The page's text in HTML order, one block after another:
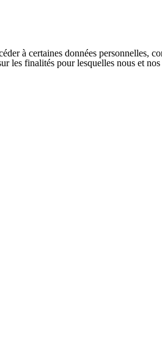
à certaines données
les finalités pour lesquelles nous et